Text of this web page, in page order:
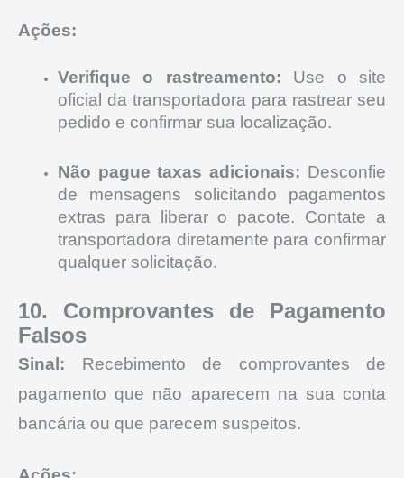
Ações:
Verifique o rastreamento: Use o site
oficial da transportadora para rastrear seu
pedido e confirmar sua localização.
Não pague taxas adicionais: Desconfie
de mensagens solicitando pagamentos
extras para liberar o pacote. Contate a
transportadora diretamente para confirmar
qualquer solicitação.
10. Comprovantes de Pagamento
Falsos
Sinal: Recebimento de comprovantes de
pagamento que não aparecem na sua conta
bancária ou que parecem suspeitos.